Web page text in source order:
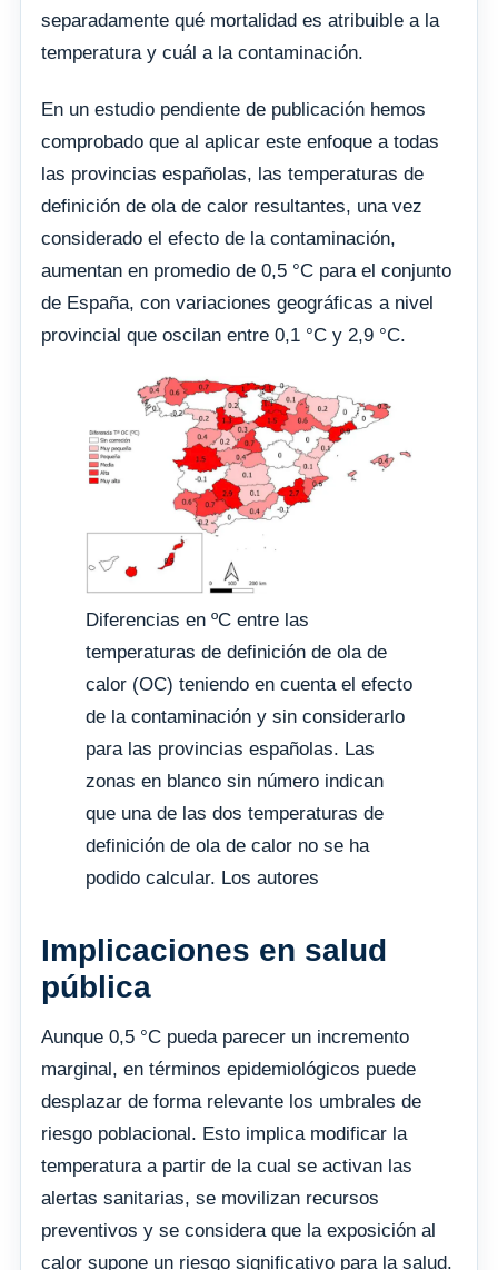
separadamente qué mortalidad es atribuible a la
temperatura y cuál a la contaminación.
En un estudio pendiente de publicación hemos
comprobado que al aplicar este enfoque a todas
las provincias españolas, las temperaturas de
definición de ola de calor resultantes, una vez
considerado el efecto de la contaminación,
aumentan en promedio de 0,5 °C para el conjunto
de España, con variaciones geográficas a nivel
provincial que oscilan entre 0,1 °C y 2,9 °C.
Diferencias en ºC entre las
temperaturas de definición de ola de
calor (OC) teniendo en cuenta el efecto
de la contaminación y sin considerarlo
para las provincias españolas. Las
zonas en blanco sin número indican
que una de las dos temperaturas de
definición de ola de calor no se ha
podido calcular. Los autores
Implicaciones en salud
pública
Aunque 0,5 °C pueda parecer un incremento
marginal, en términos epidemiológicos puede
desplazar de forma relevante los umbrales de
riesgo poblacional. Esto implica modificar la
temperatura a partir de la cual se activan las
alertas sanitarias, se movilizan recursos
preventivos y se considera que la exposición al
calor supone un riesgo significativo para la salud.